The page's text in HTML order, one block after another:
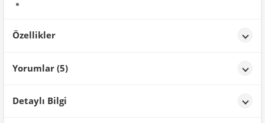
Özellikler
Yorumlar (5)
Detaylı Bilgi